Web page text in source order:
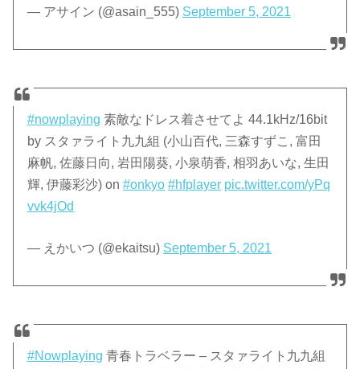
— アサイン (@asain_555) September 5, 2021
#nowplaying 素敵なドレス着させてよ 44.1kHz/16bit
by スタァライト九九組 (小山百代, 三森すずこ, 富田
麻帆, 佐藤日向, 岩田陽葵, 小泉萌香, 相羽あいな, 生田
輝, 伊藤彩沙) on#onkyo #hfplayer pic.twitter.com/yPq
vvk4jOd
— えかいつ (@ekaitsu) September 5, 2021
#Nowplaying 青春トラベラー – スタァライト九九組